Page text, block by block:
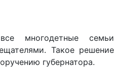
многодетные семьи
Такое решение
губернатора.